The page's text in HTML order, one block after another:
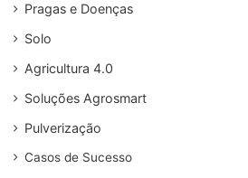
Pragas e Doenças
Solo
Agricultura 4.0
Soluções Agrosmart
Pulverização
Casos de Sucesso